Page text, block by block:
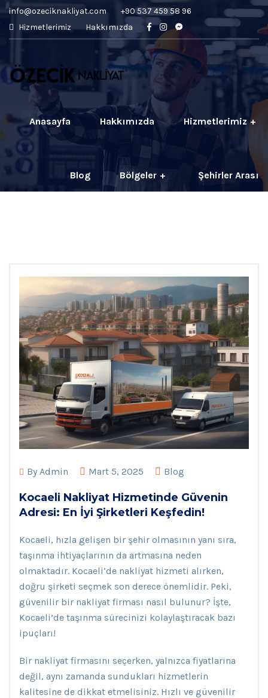
info@ozeciknakliyat.com
+90 537 459 58 96
Hizmetlerimiz
Hakkımızda
Anasayfa Hakkımızda Hizmetlerimiz
Blog Bölgeler Şehirler Arası
By Admin Mart 5, 2025 Blog
Kocaeli Nakliyat Hizmetinde Güvenin
Adresi: En İyi Şirketleri Keşfedin!
Kocaeli, hızla gelişen bir şehir olmasının yanı sıra,
taşınma ihtiyaçlarının da artmasına neden
olmaktadır. Kocaeli’de nakliyat hizmeti alırken,
doğru şirketi seçmek son derece önemlidir. Peki,
güvenilir bir nakliyat firması nasıl bulunur? İşte,
Kocaeli’de taşınma sürecinizi kolaylaştıracak bazı
ipuçları!
Bir nakliyat firmasını seçerken, yalnızca fiyatlarına
değil, aynı zamanda sundukları hizmetlerin
kalitesine de dikkat etmelisiniz. Hızlı ve güvenilir